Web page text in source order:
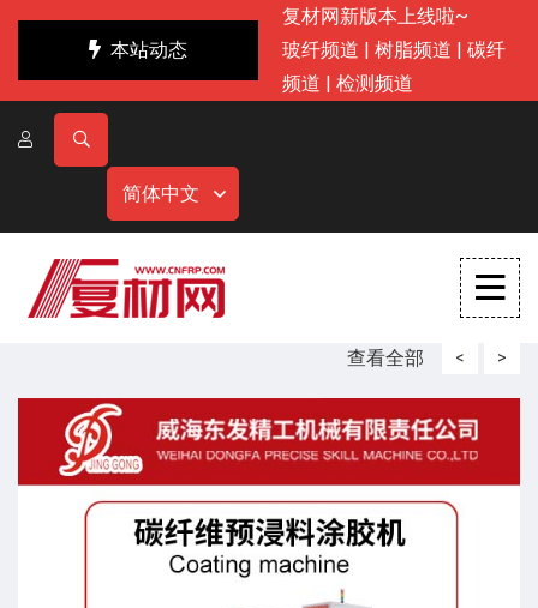
本站动态
复材网新版本上线啦~
玻纤频道 | 树脂频道 | 碳纤
频道 | 检测频道
简体中文
查看全部 < >